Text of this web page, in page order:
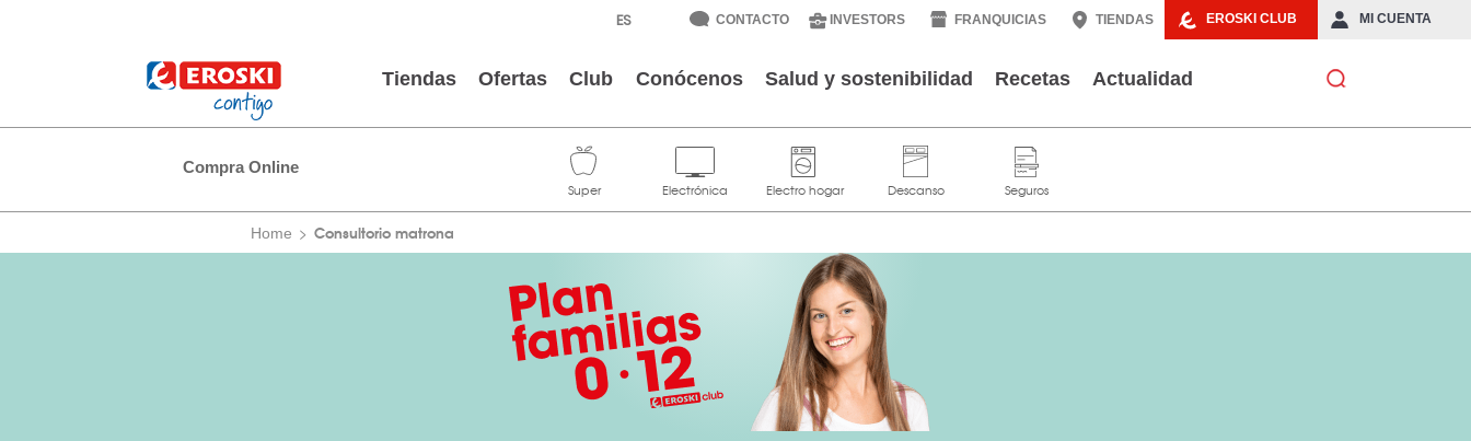
EROSKI CLUB MI CUENTA
CONTACTO INVESTORS FRANQUICIAS TIENDAS
Tiendas Ofertas Club Conócenos Salud y sostenibilidad Recetas Actualidad
Compra Online
Home Consultorio matrona